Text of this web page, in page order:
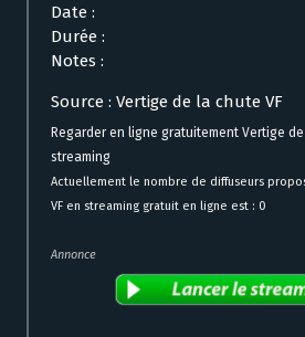
Date :
Durée :
Notes :
Source : Vertige de la chute VF
Regarder en ligne gratuitement Vertige
streaming
Actuellement le nombre de diffuseurs
VF en streaming gratuit en ligne est : 0
Annonce